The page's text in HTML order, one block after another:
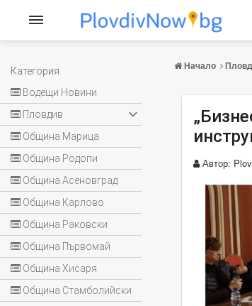
Категория
Водещи Новини
Пловдив
Община Марица
Община Родопи
Община Асеновград
Община Карлово
Община Раковски
Община Първомай
Община Хисаря
Община Стамболийски
Начало
Автор: